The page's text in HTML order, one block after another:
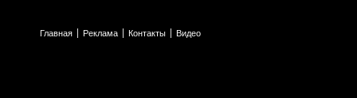
Главная Реклама Контакты Видео